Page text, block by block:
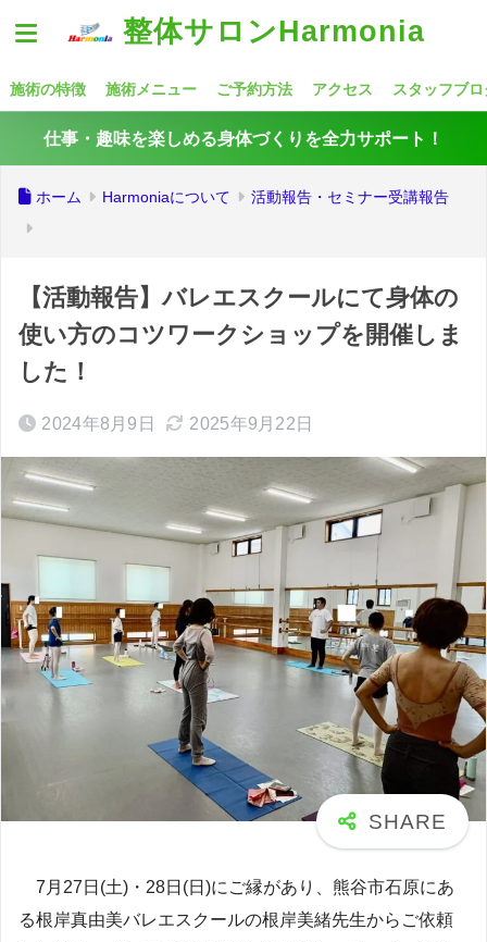
整体サロンHarmonia
施術の特徴 施術メニュー ご予約方法 アクセス スタッフブロ
仕事・趣味を楽しめる身体づくりを全力サポート！
ホーム Harmoniaについて 活動報告・セミナー受講報告
【活動報告】バレエスクールにて身体の
使い方のコツワークショップを開催しま
した！
2024年8月9日 2025年9月22日
7月27日(土)・28日(日)にご縁があり、熊谷市石原にあ
る根岸真由美バレエスクールの根岸美緒先生からご依頼